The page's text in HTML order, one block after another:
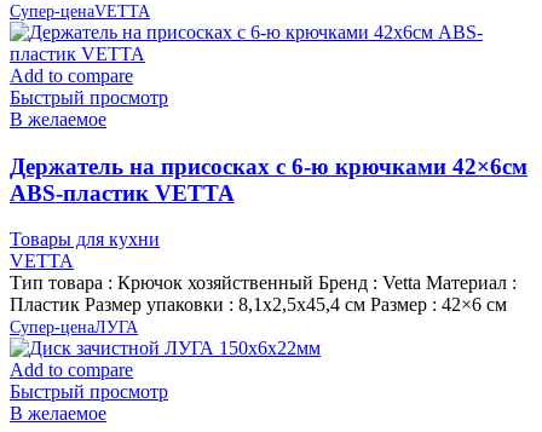
Супер-ценаVETTA
Add to compare
Быстрый просмотр
В желаемое
Держатель на присосках с 6-ю крючками 42×6см
ABS-пластик VETTA
Товары для кухни
VETTA
Тип товара : Крючок хозяйственный Бренд : Vetta Материал :
Пластик Размер упаковки : 8,1х2,5х45,4 см Размер : 42×6 см
Супер-ценаЛУГА
Add to compare
Быстрый просмотр
В желаемое